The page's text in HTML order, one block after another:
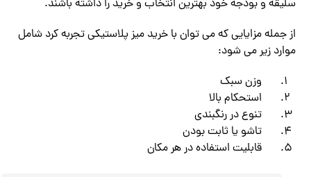
سلیقه و بودجه خود بهترین انتخاب و خرید را داشته باشند.
از جمله مزایایی که می توان با خرید میز پلاستیکی تجربه کرد شامل
موارد زیر می شود:
وزن سبک
استحکام بالا
تنوع در رنگبندی
تاشو یا ثابت بودن
قابلیت استفاده در هر مکان